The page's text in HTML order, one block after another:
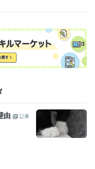
由
記事